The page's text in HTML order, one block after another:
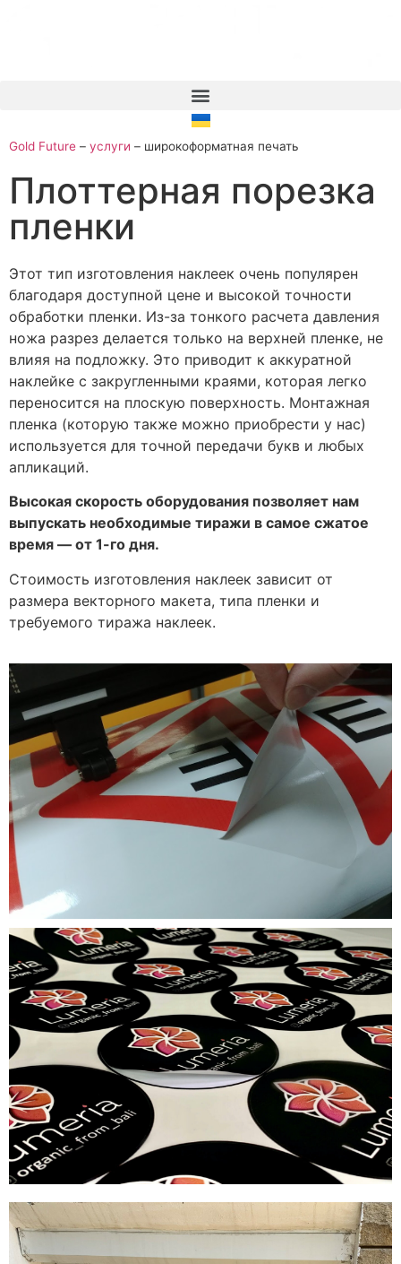
Gold Future – услуги – широкоформатная печать
Плоттерная порезка
пленки
Этот тип изготовления наклеек очень популярен
благодаря доступной цене и высокой точности
обработки пленки. Из-за тонкого расчета давления
ножа разрез делается только на верхней пленке, не
влияя на подложку. Это приводит к аккуратной
наклейке с закругленными краями, которая легко
переносится на плоскую поверхность. Монтажная
пленка (которую также можно приобрести у нас)
используется для точной передачи букв и любых
апликаций.
Высокая скорость оборудования позволяет нам
выпускать необходимые тиражи в самое сжатое
время — от 1-го дня.
Стоимость изготовления наклеек зависит от
размера векторного макета, типа пленки и
требуемого тиража наклеек.